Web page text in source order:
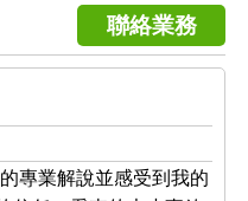
聯絡業務
專業解說並感受到我的